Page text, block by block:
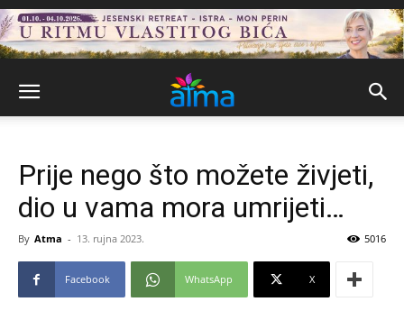
Prije nego što možete živjeti,
dio u vama mora umrijeti…
By Atma - 13. rujna 2023. 5016
Facebook WhatsApp X